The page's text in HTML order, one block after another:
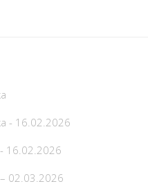
- 16.02.2026
16.02.2026
02.03.2026